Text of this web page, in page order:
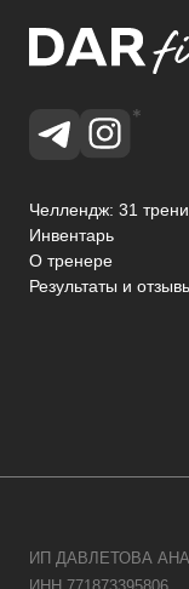
Публичная оферта
Политика конфиденциальности
Возврат
территории РФ